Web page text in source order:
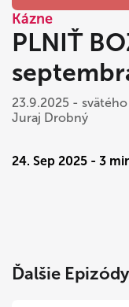
Kázne
PLNIŤ
23.9.2025 -
Juraj Drobný
24. Sep 2025 - 3
Ďalšie Epizódy